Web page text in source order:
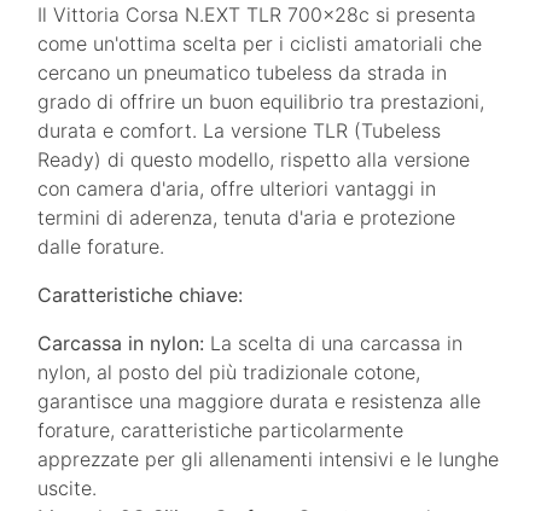
Il Vittoria Corsa N.EXT TLR 700x28c si presenta
come un'ottima scelta per i ciclisti amatoriali che
cercano un pneumatico tubeless da strada in
grado di offrire un buon equilibrio tra prestazioni,
durata e comfort. La versione TLR (Tubeless
Ready) di questo modello, rispetto alla versione
con camera d'aria, offre ulteriori vantaggi in
termini di aderenza, tenuta d'aria e protezione
dalle forature.
Caratteristiche chiave:
Carcassa in nylon: La scelta di una carcassa in
nylon, al posto del più tradizionale cotone,
garantisce una maggiore durata e resistenza alle
forature, caratteristiche particolarmente
apprezzate per gli allenamenti intensivi e le lunghe
uscite.